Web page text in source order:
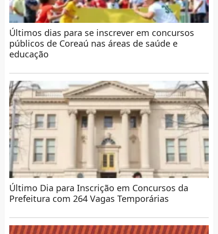
Últimos dias para se inscrever em concursos
públicos de Coreaú nas áreas de saúde e
educação
Último Dia para Inscrição em Concursos da
Prefeitura com 264 Vagas Temporárias